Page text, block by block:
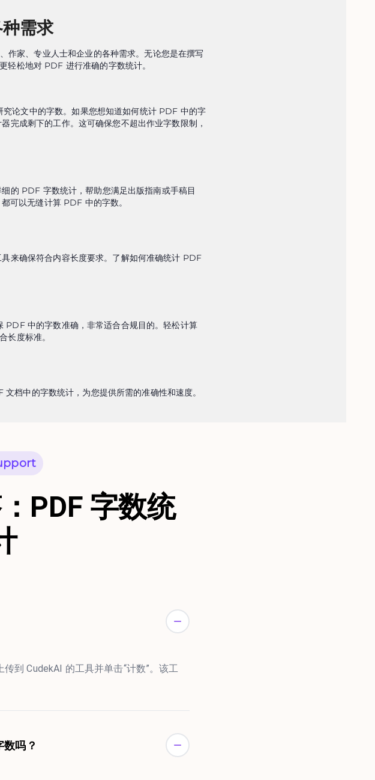
需求
家、专业人士和企业的各种需求。无论您是在撰写
轻松地对 PDF 进行准确的字数统计。
论文中的字数。如果您想知道如何统计 PDF 中的字
完成剩下的工作。这可确保您不超出作业字数限制，
的 PDF 字数统计，帮助您满足出版指南或手稿目
可以无缝计算 PDF 中的字数。
来确保符合内容长度要求。了解如何准确统计 PDF
PDF 中的字数准确，非常适合合规目的。轻松计算
长度标准。
档中的字数统计，为您提供所需的准确性和速度。
PDF 字数统
到 CudekAI 的工具并单击“计数”。该工
数吗？